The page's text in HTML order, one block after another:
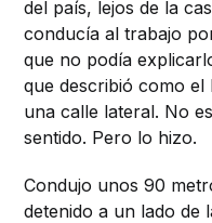
del país, lejos de la
conducía al trabajo
que no podía
que describió como
una calle lateral. No
sentido. Pero lo hizo.
Condujo unos 90
detenido a un lado de